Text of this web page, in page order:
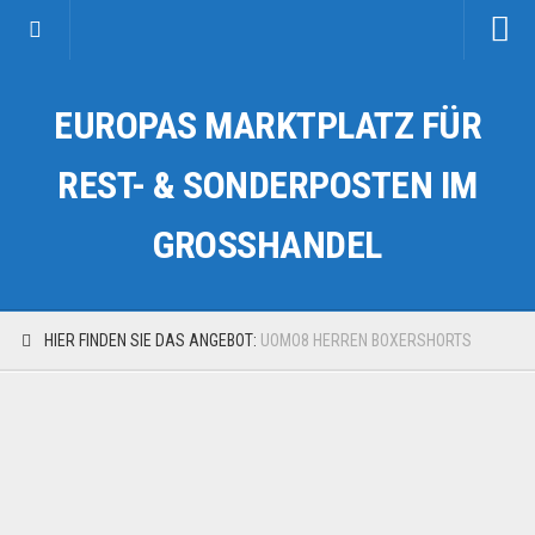
Kategorien
Auto & Motorrad
Fahrzeuge & Transport
EUROPAS MARKTPLATZ FÜR
REST- & SONDERPOSTEN IM
GROSSHANDEL
HIER FINDEN SIE DAS ANGEBOT: UOMO8 HERREN BOXERSHORTS